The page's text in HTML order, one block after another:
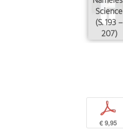
Science
(S. 193 –
207)
p
€ 9,95